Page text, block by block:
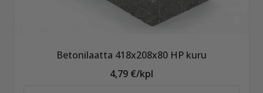
Betonilaatta 418x208x80 HP kuru
4,79 €/kpl